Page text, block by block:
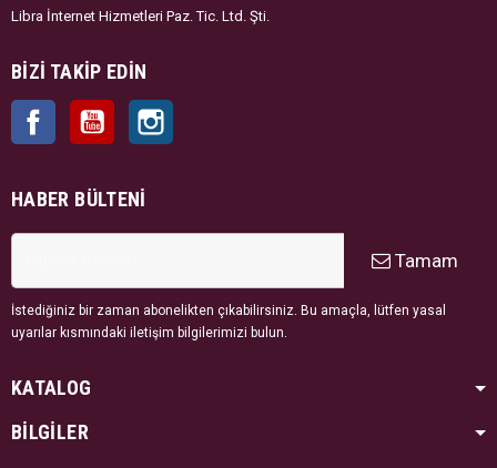
Libra İnternet Hizmetleri Paz. Tic. Ltd. Şti.
BIZI TAKIP EDIN
Facebook YouTube
HABER BÜLTENI
Tamam
İstediğiniz bir zaman abonelikten çıkabilirsiniz. Bu amaçla, lütfen yasal
uyarılar kısmındaki iletişim bilgilerimizi bulun.
KATALOG
BİLGİLER